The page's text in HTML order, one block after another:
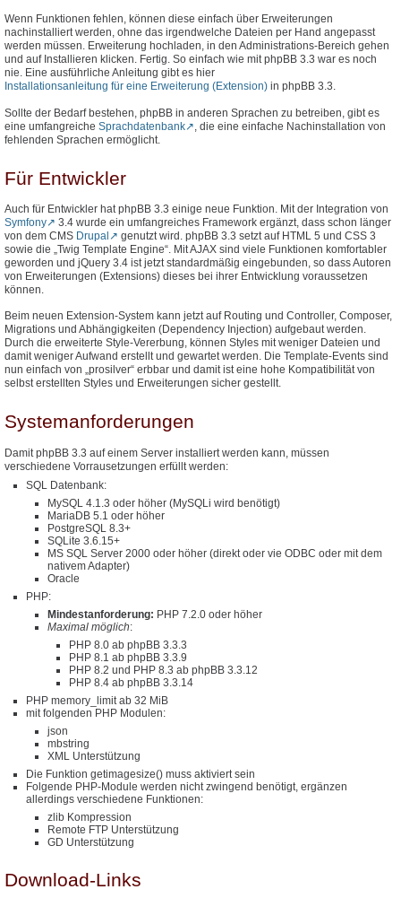
Wenn Funktionen fehlen, können diese einfach über Erweiterungen
nachinstalliert werden, ohne das irgendwelche Dateien per Hand angepasst
werden müssen. Erweiterung hochladen, in den Administrations-Bereich gehen
und auf Installieren klicken. Fertig. So einfach wie mit phpBB 3.3 war es noch
nie. Eine ausführliche Anleitung gibt es hier
Installationsanleitung für eine Erweiterung (Extension) in phpBB 3.3.
Sollte der Bedarf bestehen, phpBB in anderen Sprachen zu betreiben, gibt es
eine umfangreiche Sprachdatenbank
, die eine einfache Nachinstallation von
fehlenden Sprachen ermöglicht.
Für Entwickler
Auch für Entwickler hat phpBB 3.3 einige neue Funktion. Mit der Integration von
Symfony
3.4 wurde ein umfangreiches Framework ergänzt, dass schon länger
von dem CMS Drupal
genutzt wird. phpBB 3.3 setzt auf HTML 5 und CSS 3
sowie die „Twig Template Engine“. Mit AJAX sind viele Funktionen komfortabler
geworden und jQuery 3.4 ist jetzt standardmäßig eingebunden, so dass Autoren
von Erweiterungen (Extensions) dieses bei ihrer Entwicklung voraussetzen
können.
Beim neuen Extension-System kann jetzt auf Routing und Controller, Composer,
Migrations und Abhängigkeiten (Dependency Injection) aufgebaut werden.
Durch die erweiterte Style-Vererbung, können Styles mit weniger Dateien und
damit weniger Aufwand erstellt und gewartet werden. Die Template-Events sind
nun einfach von „prosilver“ erbbar und damit ist eine hohe Kompatibilität von
selbst erstellten Styles und Erweiterungen sicher gestellt.
Systemanforderungen
Damit phpBB 3.3 auf einem Server installiert werden kann, müssen
verschiedene Vorrausetzungen erfüllt werden:
SQL Datenbank:
MySQL 4.1.3 oder höher (MySQLi wird benötigt)
MariaDB 5.1 oder höher
PostgreSQL 8.3+
SQLite 3.6.15+
MS SQL Server 2000 oder höher (direkt oder vie ODBC oder mit dem
nativem Adapter)
Oracle
PHP:
Mindestanforderung: PHP 7.2.0 oder höher
Maximal möglich:
PHP 8.0 ab phpBB 3.3.3
PHP 8.1 ab phpBB 3.3.9
PHP 8.2 und PHP 8.3 ab phpBB 3.3.12
PHP 8.4 ab phpBB 3.3.14
PHP memory_limit ab 32 MiB
mit folgenden PHP Modulen:
json
mbstring
XML Unterstützung
Die Funktion getimagesize() muss aktiviert sein
Folgende PHP-Module werden nicht zwingend benötigt, ergänzen
allerdings verschiedene Funktionen:
zlib Kompression
Remote FTP Unterstützung
GD Unterstützung
Download-Links